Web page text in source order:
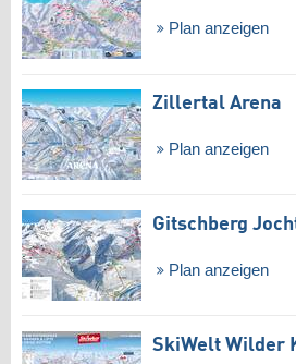
Plan anzeigen
Zillertal Arena
Plan anzeigen
Gitschberg
Plan anzeigen
SkiWelt Wilder